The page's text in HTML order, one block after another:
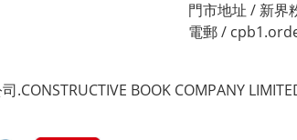
門市地址 / 新界
電郵 /
BOOK COMPANY